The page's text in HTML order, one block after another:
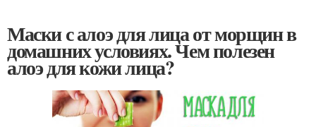
Маски с алоэ для лица от морщин в
домашних условиях. Чем полезен
алоэ для кожи лица?